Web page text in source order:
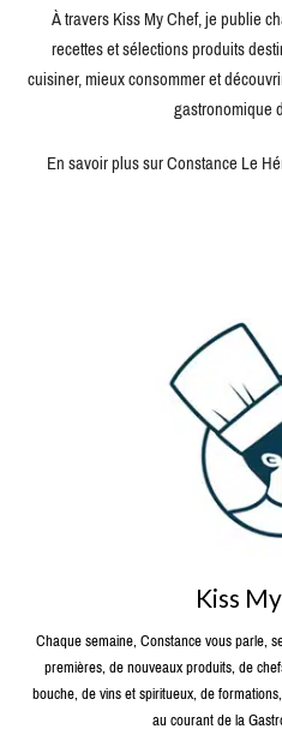
À travers Kiss My Chef, je publie
recettes et sélections produits
cuisiner, mieux consommer et
gastronomique
En savoir plus sur Constance Le
Kiss
Chaque semaine, Constance vous parle,
premières, de nouveaux produits, de
bouche, de vins et spiritueux, de
au courant de la